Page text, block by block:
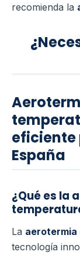
recomienda la
eficiente
España
¿Qué es la
La aerotermia
tecnología